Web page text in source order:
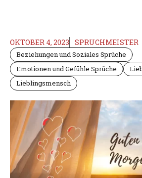
OKTOBER 4, 2023 SPRUCHMEISTER
Beziehungen und Soziales Sprüche
Emotionen und Gefühle Sprüche
Lieblingsmensch